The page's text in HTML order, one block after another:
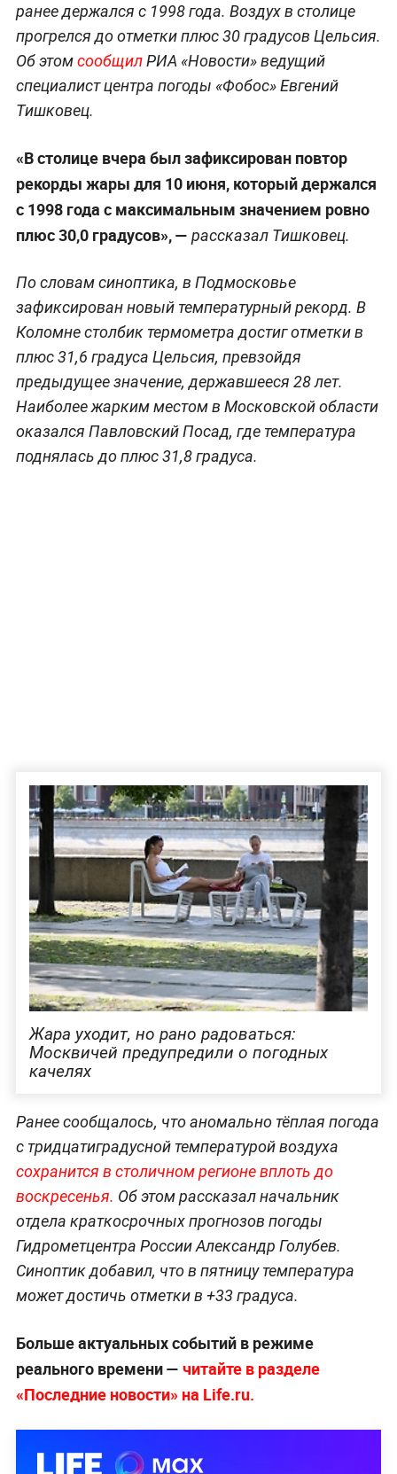
ранее держался с 1998 года. Воздух в столице
прогрелся до отметки плюс 30 градусов Цельсия.
Об этомсообщилРИА «Новости» ведущий
специалист центра погоды «Фобос» Евгений
Тишковец.
«В столице вчера был зафиксирован повтор
рекорды жары для 10 июня, который держался
с 1998 года с максимальным значением ровно
плюс 30,0 градусов», — рассказал Тишковец.
По словам синоптика, в Подмосковье
зафиксирован новый температурный рекорд. В
Коломне столбик термометра достиг отметки в
плюс 31,6 градуса Цельсия, превзойдя
предыдущее значение, державшееся 28 лет.
Наиболее жарким местом в Московской области
оказался Павловский Посад, где температура
поднялась до плюс 31,8 градуса.
Жара уходит, но рано радоваться:
Москвичей предупредили о погодных
качелях
Ранее сообщалось, что аномально тёплая погода
с тридцатиградусной температурой воздуха
сохранится в столичном регионе вплоть до
воскресенья. Об этом рассказал начальник
отдела краткосрочных прогнозов погоды
Гидрометцентра России Александр Голубев.
Синоптик добавил, что в пятницу температура
может достичь отметки в +33 градуса.
Больше актуальных событий в режиме
реального времени — читайте в разделе
«Последние новости» на Life.ru.